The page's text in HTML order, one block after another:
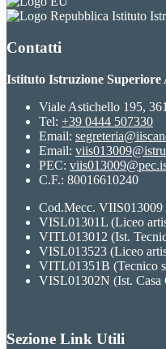
Istituto
Contatti
Istituto Istruzione Superiore
Viale Astichello 195,
Tel: +39 0444 507330
Email:
Email:
PEC:
C.F.: 80016610240
Cod.Mecc. VIIS013009
VISL01301L (Liceo
VITL013012 (Ist.
VISL013523 (Liceo
VITL01351B (Tecnico
VISL01302N (Ist. Casa
Sezione Link Utili